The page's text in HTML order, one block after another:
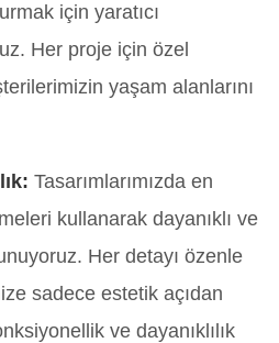
için yaratıcı
Her proje için özel
yaşam alanlarını
Tasarımlarımızda en
kullanarak dayanıklı ve
Her detayı özenle
sadece estetik açıdan
ve dayanıklılık